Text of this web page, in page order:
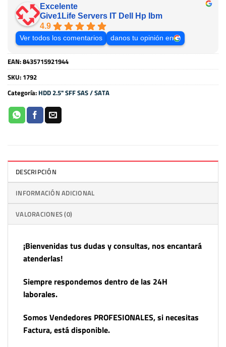
Excelente
Give1Life Servers IT Dell Hp Ibm
4.9
Ver todos los comentarios danos tu opinión en
EAN:8435715921944
SKU: 1792
Categoría: HDD 2.5" SFF SAS / SATA
DESCRIPCIÓN
INFORMACIÓN ADICIONAL
VALORACIONES (0)
¡Bienvenidas tus dudas y consultas, nos encantará
atenderlas!
Siempre respondemos dentro de las 24H
laborales.
Somos Vendedores PROFESIONALES, si necesitas
Factura, está disponible.